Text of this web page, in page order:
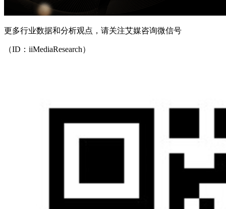
更多行业数据和分析观点，请关注艾媒咨询微信号
（ID：iiMediaResearch）